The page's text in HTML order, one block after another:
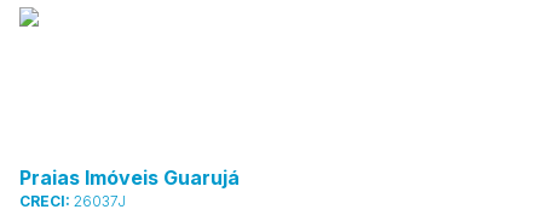
Praias Imóveis Guarujá
CRECI: 26037J